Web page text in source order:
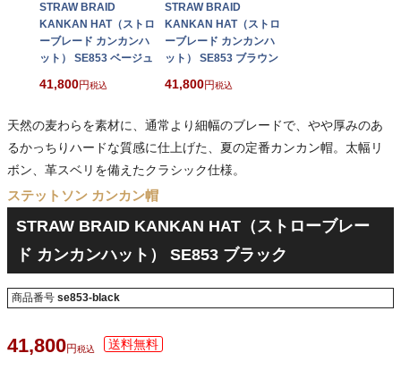
STRAW BRAID
KANKAN HAT（ストロ
ーブレード カンカンハ
ット） SE853 ベージュ
41,800 税込
STRAW BRAID
KANKAN HAT（ストロ
ーブレード カンカンハ
ット） SE853 ブラウン
41,800 税込
天然の麦わらを素材に、通常より細幅のブレードで、やや厚みのあ
るかっちりハードな質感に仕上げた、夏の定番カンカン帽。太幅リ
ボン、革スベリを備えたクラシック仕様。
ステットソン カンカン帽
STRAW BRAID KANKAN HAT（ストローブレー
ド カンカンハット） SE853 ブラック
商品番号 se853-black
41,800 税込